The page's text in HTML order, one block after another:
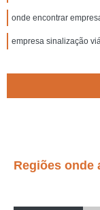
onde encontrar
empresa sinalização
Regiões onde